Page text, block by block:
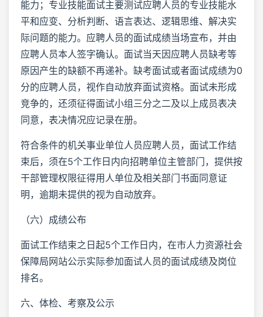
能力；专业技能面试主要测试应聘人员的专业技能水
平和应变、分析判断、语言表达、逻辑思维、解决实
际问题的能力。应聘人员的面试成绩当场宣布，并由
应聘人员本人签字确认。面试当天因应聘人员缺考等
原因产生的缺额不再递补。缺考面试或者面试成绩为0
分的应聘人员，视作自动放弃面试资格。面试未形成
竞争的，还须征得面试小组三分之二及以上成员表决
同意，表决情况应记录在册。
符合条件的机关事业单位人员应聘人员，面试工作结
束后，须在5个工作日内向招聘单位主管部门，提供按
干部管理权限征得用人单位及相关部门书面同意证
明，逾期未提供的视为自动放弃。
（六）成绩公布
面试工作结束之日起5个工作日内，在市人力资源社会
保障局网站公示实际参加面试人员的面试成绩及岗位
排名。
六、体检、考察及公示